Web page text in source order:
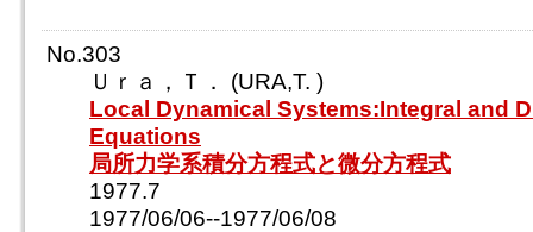
No.303
Ｕｒａ，Ｔ． (URA,T. )
Local Dynamical Systems:Integral and
Equations
局所力学系積分方程式と微分方程式
1977.7
1977/06/06--1977/06/08